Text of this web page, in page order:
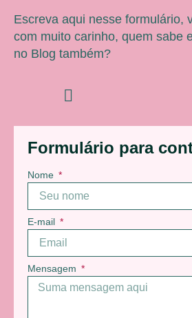
Formulário para
Nome
E-mail
Mensagem
Escreva aqui nesse formulário,
com muito carinho, quem sabe
no Blog também?